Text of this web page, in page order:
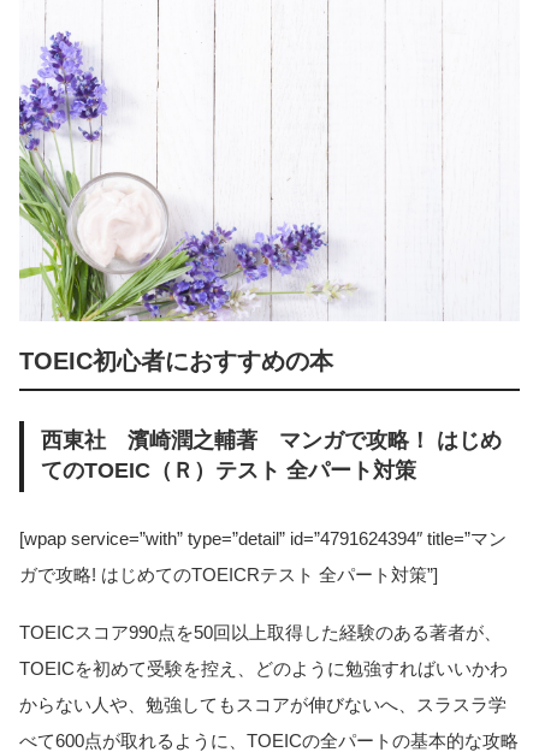
TOEIC初心者におすすめの本
西東社 濱崎潤之輔著 マンガで攻略！ はじめ
てのTOEIC（Ｒ）テスト 全パート対策
[wpap service=”with” type=”detail” id=”4791624394″ title=”マン
ガで攻略! はじめてのTOEICRテスト 全パート対策”]
TOEICスコア990点を50回以上取得した経験のある著者が、
TOEICを初めて受験を控え、どのように勉強すればいいかわ
からない人や、勉強してもスコアが伸びないへ、スラスラ学
べて600点が取れるように、TOEICの全パートの基本的な攻略